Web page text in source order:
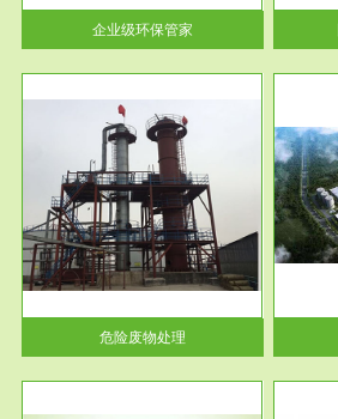
企业级环保管家
活动中...
危险废物处理
服务范围
市政固废处理
蔚蓝生态环境科技所从事的市政
废物处理业务包括市政废物的处
理处...